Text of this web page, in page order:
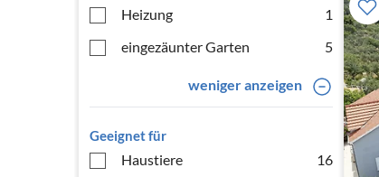
Heizung
1
eingezäunter Garten
5
weniger anzeigen
Geeignet für
Haustiere
16